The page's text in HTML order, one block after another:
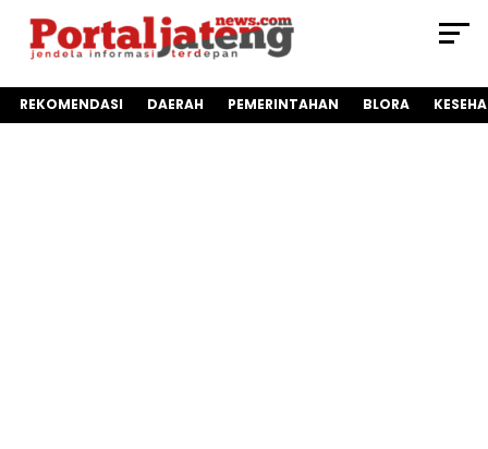
REKOMENDASI DAERAH PEMERINTAHAN BLORA